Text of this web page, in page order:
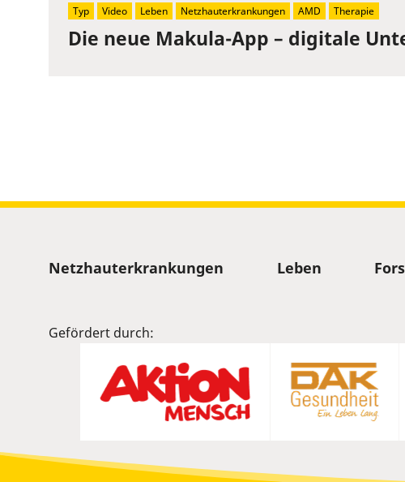
Die neue Makula-App – digitale
Typ Video Leben Netzhauterkrankungen AMD Therapie
Sitemap
Netzhauterkrankungen Leben
Gefördert durch: